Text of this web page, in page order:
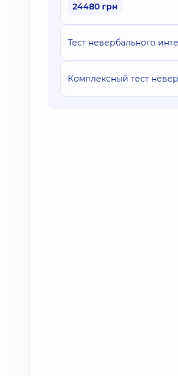
24480 грн
Тест невербального
Комплексный тест